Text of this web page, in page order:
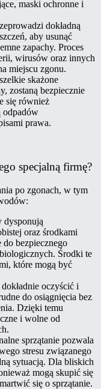
maski ochronne i
dokładną
aby usunąć
zapachy. Proces
wirusów oraz innych
miejscu zgonu.
skażone
zostaną bezpiecznie
się również
odpadów
prawa.
specjalną firmę?
po zgonach, w tym
dysponują
oraz środkami
bezpiecznego
Środki te
które mogą być
oczyścić i
do osiągnięcia bez
Dzięki temu
i wolne od
sprzątanie pozwala
stresu związanego
sytuacją. Dla bliskich
mogą skupić się
się o sprzątanie.